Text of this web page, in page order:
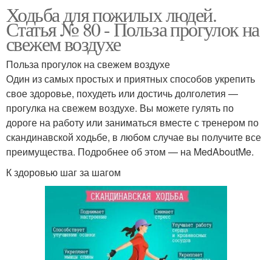
Ходьба для пожилых людей.
Статья № 80 - Польза прогулок на
свежем воздухе
Польза прогулок на свежем воздухе
Один из самых простых и приятных способов укрепить
свое здоровье, похудеть или достичь долголетия —
прогулка на свежем воздухе. Вы можете гулять по
дороге на работу или заниматься вместе с тренером по
скандинавской ходьбе, в любом случае вы получите все
преимущества. Подробнее об этом — на MedAboutMe.
К здоровью шаг за шагом